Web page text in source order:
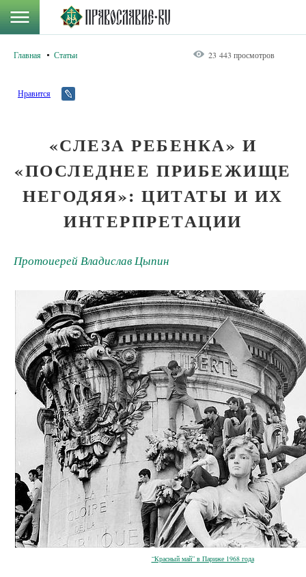
Главная Статьи 23 443 просмотров
Нравится
«СЛЕЗА РЕБЕНКА» И
«ПОСЛЕДНЕЕ ПРИБЕЖИЩЕ
НЕГОДЯЯ»: ЦИТАТЫ И ИХ
ИНТЕРПРЕТАЦИИ
Протоиерей Владислав Цыпин
“Красный май” в Париже 1968 года